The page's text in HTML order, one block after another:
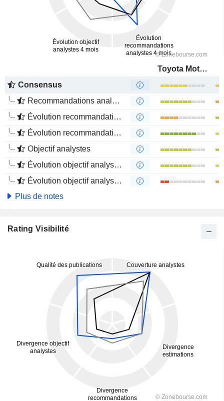
Toyota Motor Corporation
Consensus
Recommandations analystes
Évolution recommandations analystes 1 an
Évolution recommandations analystes 4 mois
Objectif analystes
Évolution objectif analystes 1 an
Évolution objectif analystes 4 mois
Plus de notes
Rating Visibilité